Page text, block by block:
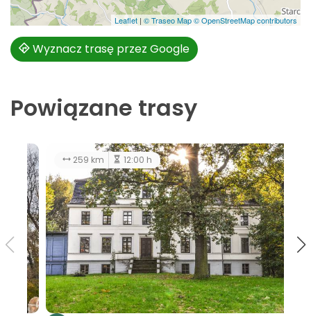
Leaflet | © Traseo Map© OpenStreetMap contributors
Wyznacz trasę przez Google
Powiązane trasy
128 km 5:00 h